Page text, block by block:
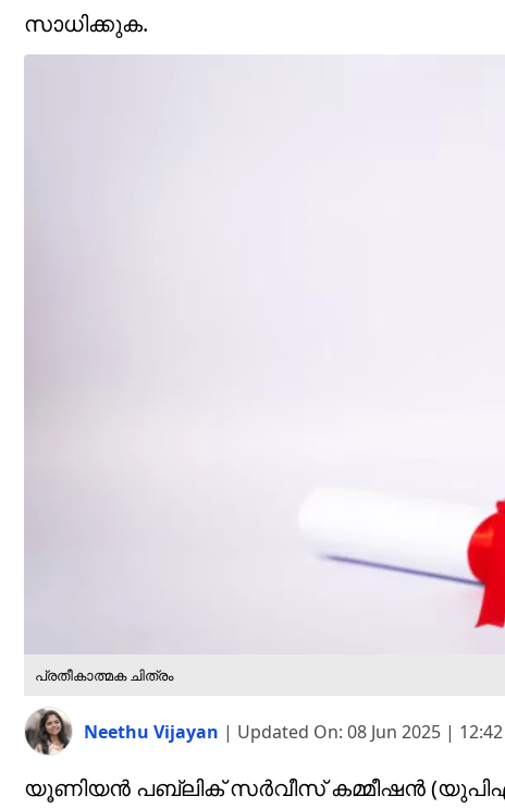
സാധിക്കുക.
പ്രതീകാത്മക ചിത്രം
Neethu Vijayan | Updated On: 08 Jun 2025 |
യൂണിയൻ പബ്ലിക് സർവീസ് കമ്മീഷൻ